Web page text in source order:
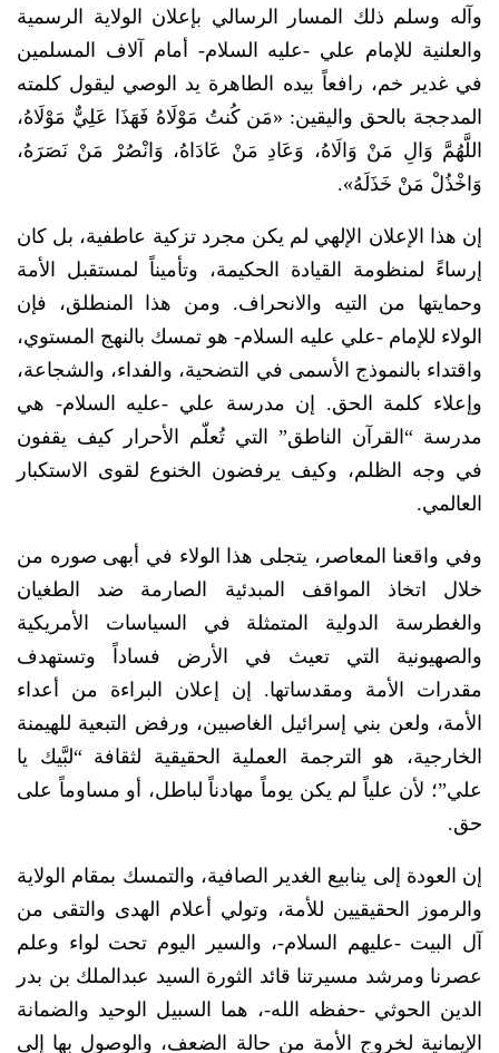
وآله وسلم ذلك المسار الرسالي بإعلان الولاية الرسمية
والعلنية للإمام علي -عليه السلام- أمام آلاف المسلمين
في غدير خم، رافعاً بيده الطاهرة يد الوصي ليقول كلمته
المدججة بالحق واليقين: «مَن كُنتُ مَوْلَاهُ فَهَذَا عَلِيٌّ مَوْلَاهُ،
اللَّهُمَّ وَالِ مَنْ وَالَاهُ، وَعَادِ مَنْ عَادَاهُ، وَانْصُرْ مَنْ نَصَرَهُ،
وَاخْذُلْ مَنْ خَذَلَهُ».
​إن هذا الإعلان الإلهي لم يكن مجرد تزكية عاطفية، بل كان
إرساءً لمنظومة القيادة الحكيمة، وتأميناً لمستقبل الأمة
وحمايتها من التيه والانحراف. ومن هذا المنطلق، فإن
الولاء للإمام -علي عليه السلام- هو تمسك بالنهج المستوي،
واقتداء بالنموذج الأسمى في التضحية، والفداء، والشجاعة،
وإعلاء كلمة الحق. إن مدرسة علي -عليه السلام- هي
مدرسة “القرآن الناطق” التي تُعلّم الأحرار كيف يقفون
في وجه الظلم، وكيف يرفضون الخنوع لقوى الاستكبار
العالمي.
​وفي واقعنا المعاصر، يتجلى هذا الولاء في أبهى صوره من
خلال اتخاذ المواقف المبدئية الصارمة ضد الطغيان
والغطرسة الدولية المتمثلة في السياسات الأمريكية
والصهيونية التي تعيث في الأرض فساداً وتستهدف
مقدرات الأمة ومقدساتها. إن إعلان البراءة من أعداء
الأمة، ولعن بني إسرائيل الغاصبين، ورفض التبعية للهيمنة
الخارجية، هو الترجمة العملية الحقيقية لثقافة “لبَّيك يا
علي”؛ لأن علياً لم يكن يوماً مهادناً لباطل، أو مساوماً على
حق.
​إن العودة إلى ينابيع الغدير الصافية، والتمسك بمقام الولاية
والرموز الحقيقيين للأمة، وتولي أعلام الهدى والتقى من
آل البيت -عليهم السلام-، والسير اليوم تحت لواء وعلم
عصرنا ومرشد مسيرتنا قائد الثورة السيد عبدالملك بن بدر
الدين الحوثي -حفظه الله-، هما السبيل الوحيد والضمانة
الإيمانية لخروج الأمة من حالة الضعف، والوصول بها إلى